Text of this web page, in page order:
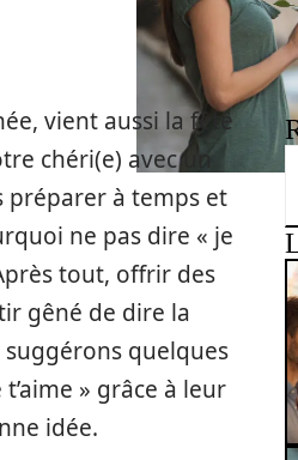
vient aussi la fête
chéri(e) avec un
préparer à temps et
ne pas dire « je
tout, offrir des
gêné de dire la
suggérons quelques
» grâce à leur
idée.